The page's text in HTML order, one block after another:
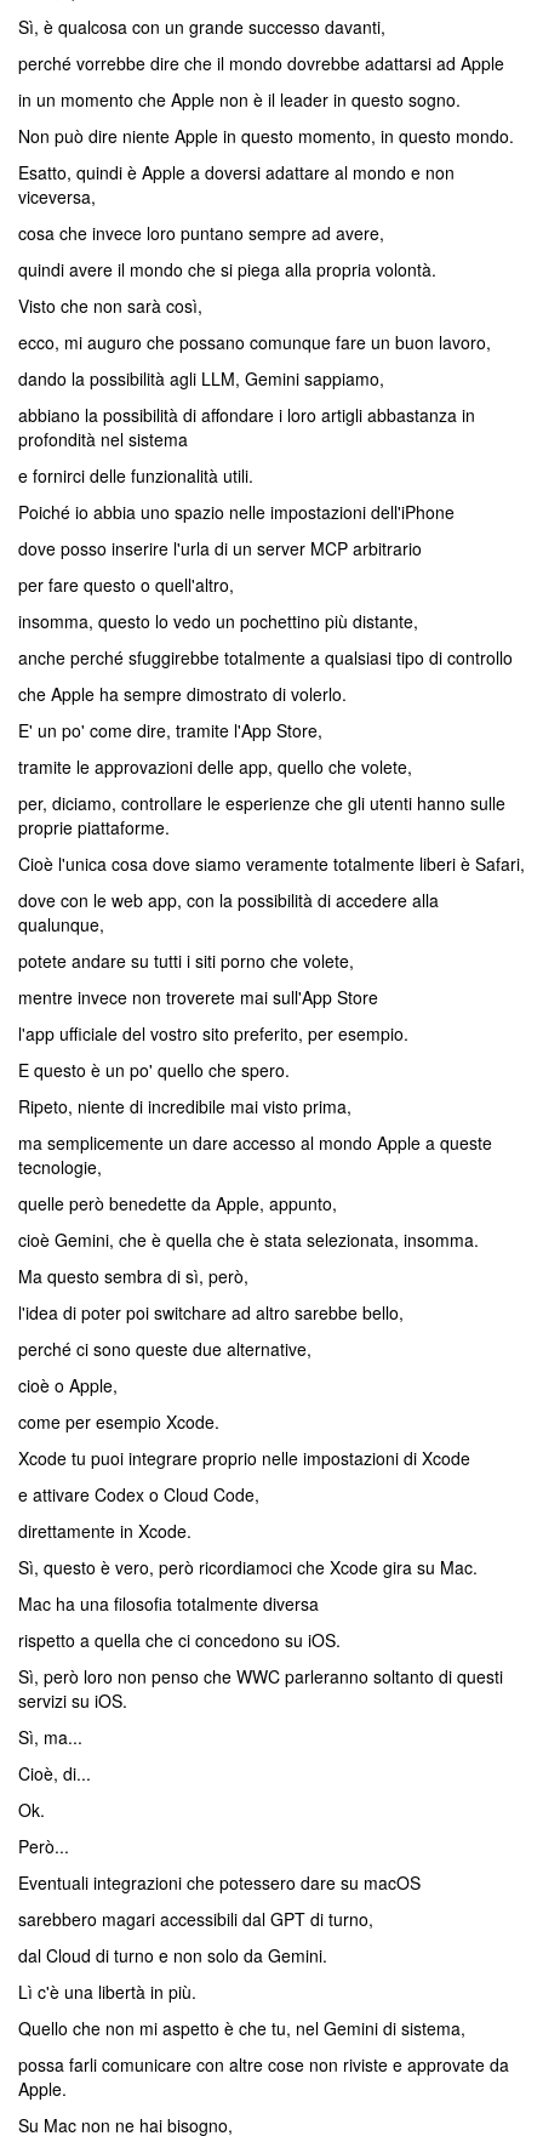
Sì, è qualcosa con un grande successo davanti,
perché vorrebbe dire che il mondo dovrebbe adattarsi ad Apple
in un momento che Apple non è il leader in questo sogno.
Non può dire niente Apple in questo momento, in questo mondo.
Esatto, quindi è Apple a doversi adattare al mondo e non
viceversa,
cosa che invece loro puntano sempre ad avere,
quindi avere il mondo che si piega alla propria volontà.
Visto che non sarà così,
ecco, mi auguro che possano comunque fare un buon lavoro,
dando la possibilità agli LLM, Gemini sappiamo,
abbiano la possibilità di affondare i loro artigli abbastanza in
profondità nel sistema
e fornirci delle funzionalità utili.
Poiché io abbia uno spazio nelle impostazioni dell'iPhone
dove posso inserire l'urla di un server MCP arbitrario
per fare questo o quell'altro,
insomma, questo lo vedo un pochettino più distante,
anche perché sfuggirebbe totalmente a qualsiasi tipo di controllo
che Apple ha sempre dimostrato di volerlo.
E' un po' come dire, tramite l'App Store,
tramite le approvazioni delle app, quello che volete,
per, diciamo, controllare le esperienze che gli utenti hanno sulle
proprie piattaforme.
Cioè l'unica cosa dove siamo veramente totalmente liberi è Safari,
dove con le web app, con la possibilità di accedere alla
qualunque,
potete andare su tutti i siti porno che volete,
mentre invece non troverete mai sull'App Store
l'app ufficiale del vostro sito preferito, per esempio.
E questo è un po' quello che spero.
Ripeto, niente di incredibile mai visto prima,
ma semplicemente un dare accesso al mondo Apple a queste
tecnologie,
quelle però benedette da Apple, appunto,
cioè Gemini, che è quella che è stata selezionata, insomma.
Ma questo sembra di sì, però,
l'idea di poter poi switchare ad altro sarebbe bello,
perché ci sono queste due alternative,
cioè o Apple,
come per esempio Xcode.
Xcode tu puoi integrare proprio nelle impostazioni di Xcode
e attivare Codex o Cloud Code,
direttamente in Xcode.
Sì, questo è vero, però ricordiamoci che Xcode gira su Mac.
Mac ha una filosofia totalmente diversa
rispetto a quella che ci concedono su iOS.
Sì, però loro non penso che WWC parleranno soltanto di questi
servizi su iOS.
Sì, ma...
Cioè, di...
Ok.
Però...
Eventuali integrazioni che potessero dare su macOS
sarebbero magari accessibili dal GPT di turno,
dal Cloud di turno e non solo da Gemini.
Lì c'è una libertà in più.
Quello che non mi aspetto è che tu, nel Gemini di sistema,
possa farli comunicare con altre cose non riviste e approvate da
Apple.
Su Mac non ne hai bisogno,